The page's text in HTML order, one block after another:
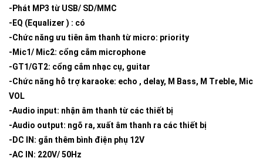
-Phát MP3 từ USB/ SD/MMC
-EQ (Equalizer ) : có
-Chức năng ưu tiên âm thanh từ micro: priority
-Mic1/ Mic2: cổng cắm microphone
-GT1/GT2: cổng cắm nhạc cụ, guitar
-Chức năng hỗ trợ karaoke: echo , delay, M Bass, M Treble, Mic
VOL
-Audio input: nhận âm thanh từ các thiết bị
-Audio output: ngõ ra, xuất âm thanh ra các thiết bị
-DC IN: gắn thêm bình điện phụ 12V
-AC IN: 220V/ 50Hz